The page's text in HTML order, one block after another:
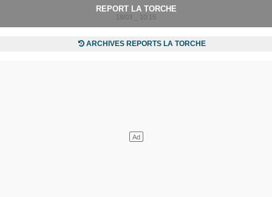
REPORT LA TORCHE
18/03 _ 10:15
ARCHIVES REPORTS LA TORCHE